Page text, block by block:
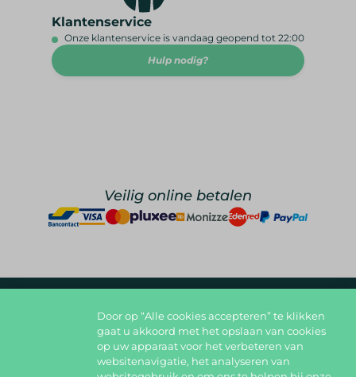
Klantenservice
Onze klantenservice is vandaag geopend tot 22:00
Hulp nodig?
Veilig online betalen
foodlover@foodbag.be 09 298 05 10
Deel jouw gerechten op
Door op “Alle cookies accepteren” te klikken
gaat u akkoord met het opslaan van cookies
op uw apparaat voor het verbeteren van
websitenavigatie, het analyseren van